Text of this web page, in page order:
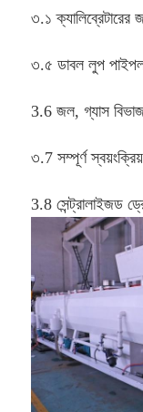
৩.১
৩.৫ ডাবল লুপ
3.6 জল, গ্যাস
৩.7 সম্পূর্ণ
3.8 সেন্ট্রালাইজড